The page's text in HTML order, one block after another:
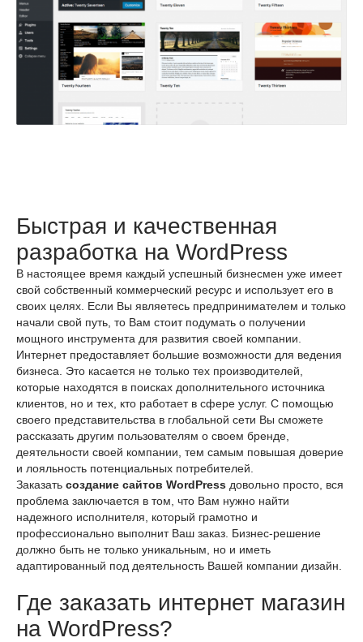
Быстрая и качественная
разработка на WordPress
В настоящее время каждый успешный бизнесмен уже имеет
свой собственный коммерческий ресурс и использует его в
своих целях. Если Вы являетесь предпринимателем и только
начали свой путь, то Вам стоит подумать о получении
мощного инструмента для развития своей компании.
Интернет предоставляет большие возможности для ведения
бизнеса. Это касается не только тех производителей,
которые находятся в поисках дополнительного источника
клиентов, но и тех, кто работает в сфере услуг. С помощью
своего представительства в глобальной сети Вы сможете
рассказать другим пользователям о своем бренде,
деятельности своей компании, тем самым повышая доверие
и лояльность потенциальных потребителей.
Заказать создание сайтов WordPress довольно просто, вся
проблема заключается в том, что Вам нужно найти
надежного исполнителя, который грамотно и
профессионально выполнит Ваш заказ. Бизнес-решение
должно быть не только уникальным, но и иметь
адаптированный под деятельность Вашей компании дизайн.
Где заказать интернет магазин
на WordPress?